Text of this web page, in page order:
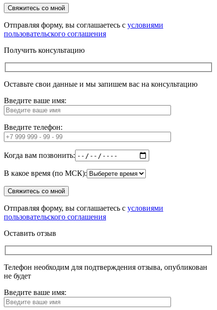
Отправляя форму, вы соглашаетесь с условиями
пользовательского соглашения
Получить консультацию
Оставьте свои данные и мы запишем вас на консультацию
Введите ваше имя:
Введите телефон:
Когда вам позвонить:
В какое время (по МСК):
Отправляя форму, вы соглашаетесь с условиями
пользовательского соглашения
Оставить отзыв
Телефон необходим для подтверждения отзыва, опубликован
не будет
Введите ваше имя: